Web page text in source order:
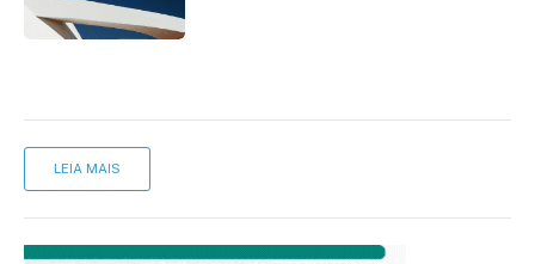
LEIA MAIS